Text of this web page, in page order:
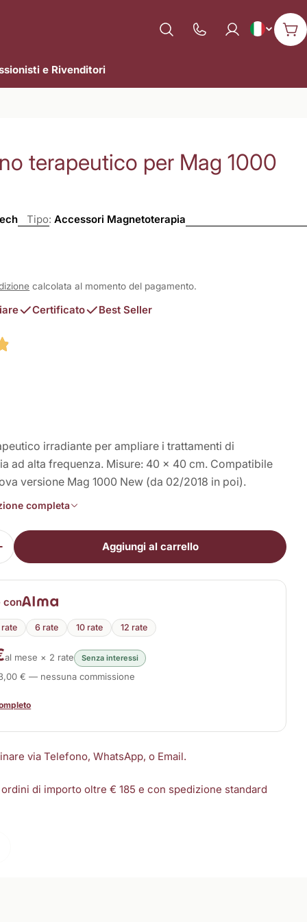
Mostra
di
L
n
u
a
Italiano
e Rivenditori
terapeutico per Mag 1000
Tipo: Accessori Magnetoterapia
calcolata al momento del pagamento.
Certificato Best Seller
irradiante per ampliare i trattamenti di
ad alta frequenza. Misure: 40 x 40 cm. Compatibile
versione Mag 1000 New (da 02/2018 in poi).
completa
la quantità per Tappetino terapeutico per Mag
la quantità per Tappetino terapeutico per
Aggiungi al carrello
con
6 rate 10 rate 12 rate
al mese × 2 rate Senza interessi
€ — nessuna commissione
via Telefono, WhatsApp, o Email.
di importo oltre € 185 e con spedizione standard